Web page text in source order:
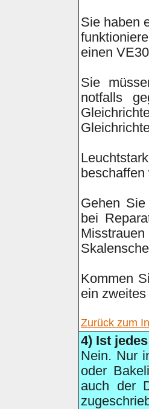
Sie haben
einen
Sie
notfalls
Gehen
bei
Kommen
ein
Zurück zum
4) Ist
Nein. Nur
oder
auch der